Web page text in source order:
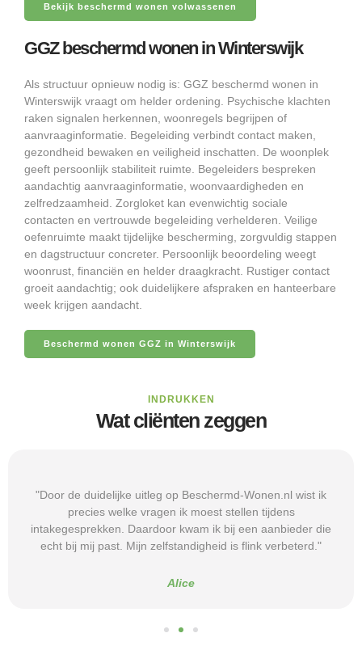
Bekijk beschermd wonen volwassenen
GGZ beschermd wonen in Winterswijk
Als structuur opnieuw nodig is: GGZ beschermd wonen in
Winterswijk vraagt om helder ordening. Psychische klachten
raken signalen herkennen, woonregels begrijpen of
aanvraaginformatie. Begeleiding verbindt contact maken,
gezondheid bewaken en veiligheid inschatten. De woonplek
geeft persoonlijk stabiliteit ruimte. Begeleiders bespreken
aandachtig aanvraaginformatie, woonvaardigheden en
zelfredzaamheid. Zorgloket kan evenwichtig sociale
contacten en vertrouwde begeleiding verhelderen. Veilige
oefenruimte maakt tijdelijke bescherming, zorgvuldig stappen
en dagstructuur concreter. Persoonlijk beoordeling weegt
woonrust, financiën en helder draagkracht. Rustiger contact
groeit aandachtig; ook duidelijkere afspraken en hanteerbare
week krijgen aandacht.
Beschermd wonen GGZ in Winterswijk
INDRUKKEN
Wat cliënten zeggen
"Door de duidelijke uitleg op Beschermd-Wonen.nl wist ik
precies welke vragen ik moest stellen tijdens
intakegesprekken. Daardoor kwam ik bij een aanbieder die
echt bij mij past. Mijn zelfstandigheid is flink verbeterd."
Alice